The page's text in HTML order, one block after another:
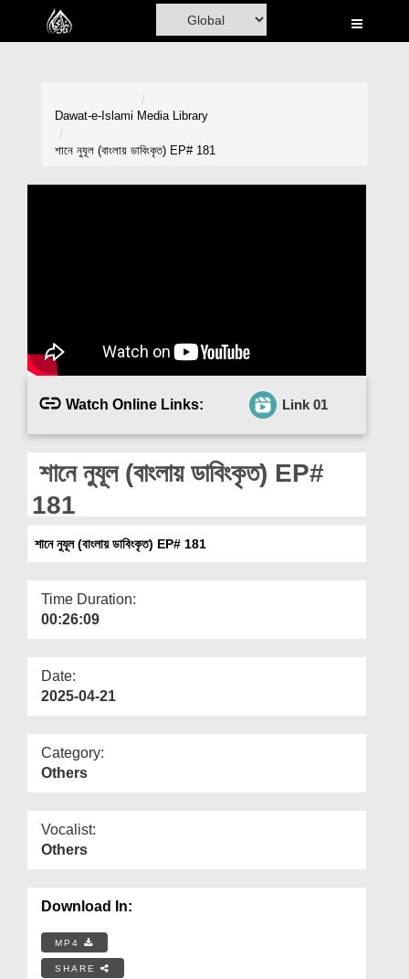
Home
Magazine
Departments
Dawat-e-Islami Media Library
শানে নুযূল (বাংলায় ডাবিংকৃত) EP# 181
Watch Online Links: Link 01
শানে নুযূল (বাংলায় ডাবিংকৃত) EP#
181
শানে নুযূল (বাংলায় ডাবিংকৃত) EP# 181
Time Duration:
00:26:09
Date:
2025-04-21
Category:
Others
Vocalist:
Others
Download In:
MP4
SHARE